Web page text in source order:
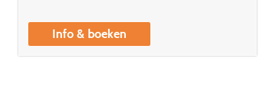
Info & boeken